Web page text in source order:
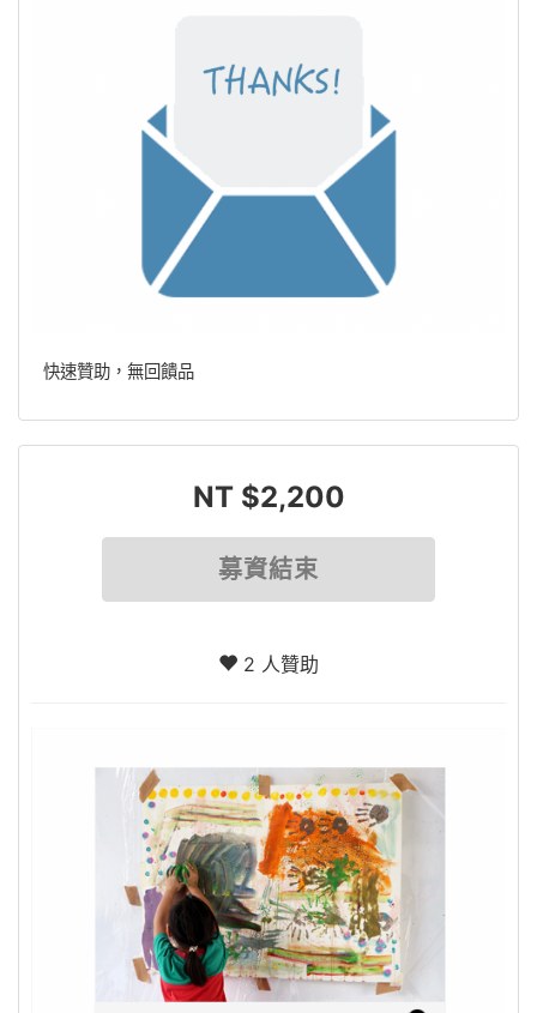
快速贊助，無回饋品
NT $2,200
募資結束
2 人贊助